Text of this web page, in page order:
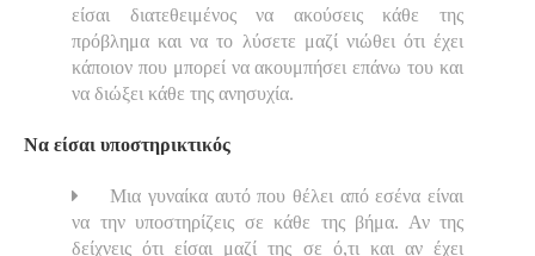
είσαι διατεθειμένος να ακούσεις κάθε της
πρόβλημα και να το λύσετε μαζί νιώθει ότι έχει
κάποιον που μπορεί να ακουμπήσει επάνω του και
να διώξει κάθε της ανησυχία.
Να είσαι υποστηρικτικός
Μια γυναίκα αυτό που θέλει από εσένα είναι
να την υποστηρίζεις σε κάθε της βήμα. Αν της
δείχνεις ότι είσαι μαζί της σε ό,τι και αν έχει